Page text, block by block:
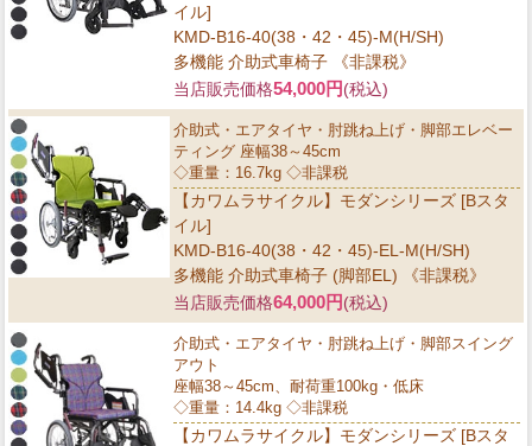
イル]
KMD-B16-40(38・42・45)-M(H/SH)
多機能 介助式車椅子 《非課税》
当店販売価格54,000円(税込)
介助式・エアタイヤ・肘跳ね上げ・脚部エレベー
ティング 座幅38～45cm
◇重量：16.7kg ◇非課税
【カワムラサイクル】モダンシリーズ [Bスタ
イル]
KMD-B16-40(38・42・45)-EL-M(H/SH)
多機能 介助式車椅子 (脚部EL) 《非課税》
当店販売価格64,000円(税込)
介助式・エアタイヤ・肘跳ね上げ・脚部スイング
アウト
座幅38～45cm、耐荷重100kg・低床
◇重量：14.4kg ◇非課税
【カワムラサイクル】モダンシリーズ [Bスタ